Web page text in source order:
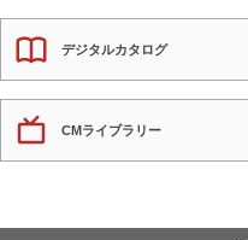
デジタルカタログ
CMライブラリー